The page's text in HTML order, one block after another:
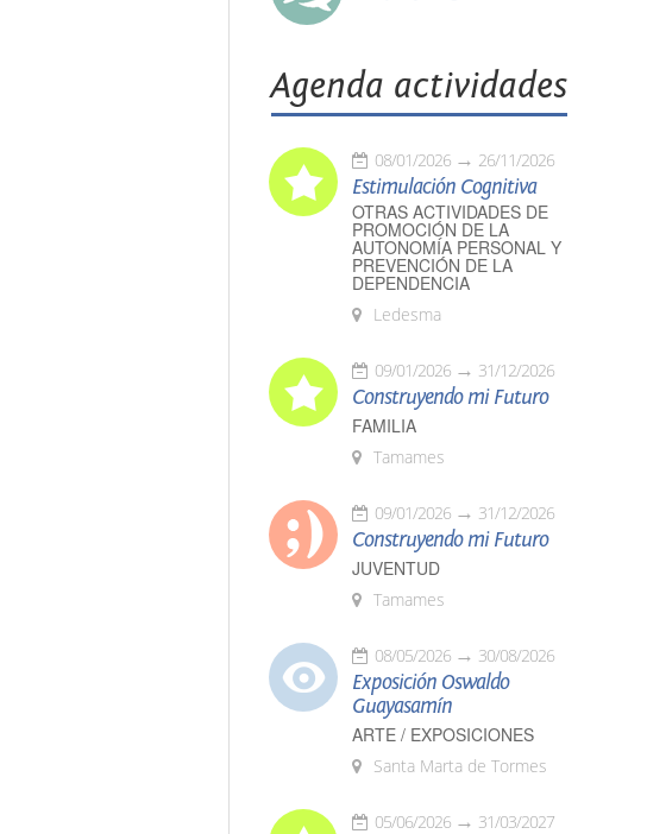
Agenda actividades
08/01/2026 26/11/2026
Estimulación Cognitiva
OTRAS ACTIVIDADES DE
PROMOCIÓN DE LA
AUTONOMÍA PERSONAL Y
PREVENCIÓN DE LA
DEPENDENCIA
Ledesma
09/01/2026 31/12/2026
Construyendo mi Futuro
FAMILIA
Tamames
09/01/2026 31/12/2026
Construyendo mi Futuro
JUVENTUD
Tamames
08/05/2026 30/08/2026
Exposición Oswaldo
Guayasamín
ARTE / EXPOSICIONES
Santa Marta de Tormes
05/06/2026 31/03/2027